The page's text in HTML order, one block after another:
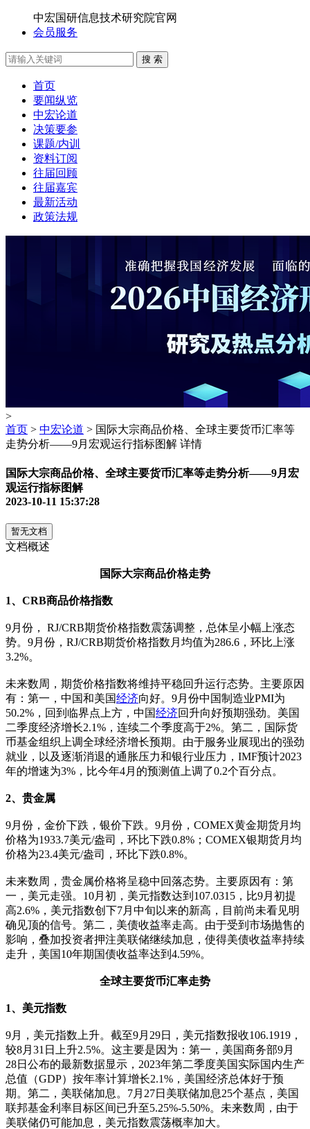
中宏国研信息技术研究院官网
会员服务
搜 索
首页
要闻纵览
中宏论道
决策要参
课题/内训
资料订阅
往届回顾
往届嘉宾
最新活动
政策法规
>
首页 > 中宏论道 > 国际大宗商品价格、全球主要货币汇率等
走势分析——9月宏观运行指标图解 详情
国际大宗商品价格、全球主要货币汇率等走势分析——9月宏
观运行指标图解
2023-10-11 15:37:28
暂无文档
文档概述
国际大宗商品价格走势
1、CRB商品价格指数
9月份， RJ/CRB期货价格指数震荡调整，总体呈小幅上涨态
势。9月份，RJ/CRB期货价格指数月均值为286.6，环比上涨
3.2%。
未来数周，期货价格指数将维持平稳回升运行态势。主要原因
有：第一，中国和美国经济向好。9月份中国制造业PMI为
50.2%，回到临界点上方，中国经济回升向好预期强劲。美国
二季度经济增长2.1%，连续二个季度高于2%。第二，国际货
币基金组织上调全球经济增长预期。由于服务业展现出的强劲
就业，以及逐渐消退的通胀压力和银行业压力，IMF预计2023
年的增速为3%，比今年4月的预测值上调了0.2个百分点。
2、贵金属
9月份，金价下跌，银价下跌。9月份，COMEX黄金期货月均
价格为1933.7美元/盎司，环比下跌0.8%；COMEX银期货月均
价格为23.4美元/盎司，环比下跌0.8%。
未来数周，贵金属价格将呈稳中回落态势。主要原因有：第
一，美元走强。10月初，美元指数达到107.0315，比9月初提
高2.6%，美元指数创下7月中旬以来的新高，目前尚未看见明
确见顶的信号。第二，美债收益率走高。由于受到市场抛售的
影响，叠加投资者押注美联储继续加息，使得美债收益率持续
走升，美国10年期国债收益率达到4.59%。
全球主要货币汇率走势
1、美元指数
9月，美元指数上升。截至9月29日，美元指数报收106.1919，
较8月31日上升2.5%。这主要是因为：第一，美国商务部9月
28日公布的最新数据显示，2023年第二季度美国实际国内生产
总值（GDP）按年率计算增长2.1%，美国经济总体好于预
期。第二，美联储加息。7月27日美联储加息25个基点，美国
联邦基金利率目标区间已升至5.25%-5.50%。未来数周，由于
美联储仍可能加息，美元指数震荡概率加大。